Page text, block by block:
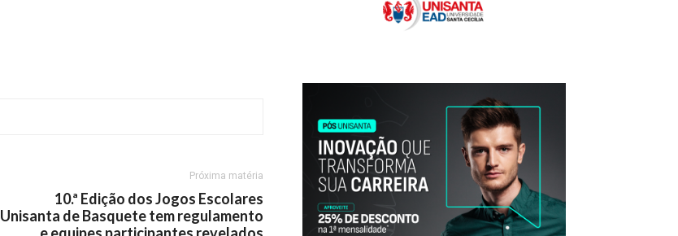
Próxima matéria
10.ª Edição dos Jogos Escolares
Unisanta de Basquete tem regulamento